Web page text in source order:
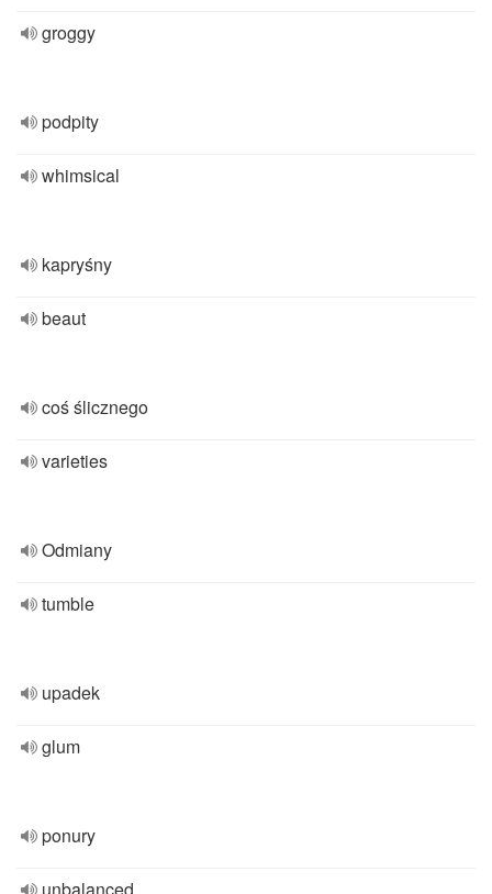
groggy
podpity
whimsical
kapryśny
beaut
coś ślicznego
varieties
Odmiany
tumble
upadek
glum
ponury